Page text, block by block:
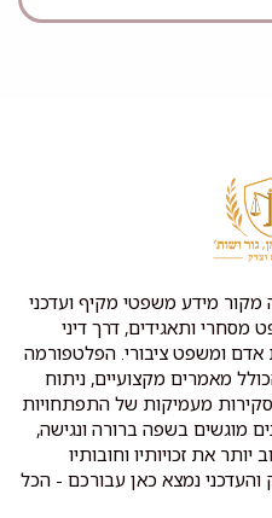
מקור מידע משפטי מקיף ועדכני
ותאגידים, דרך דיני
אדם ומשפט ציבורי. הפלטפורמה
מאמרים מקצועיים, ניתוח
מעמיקות של התפתחויות
מוגשים בשפה ברורה ונגישה,
את זכויותיו וחובותיו
נמצא כאן עבורכם - הכל